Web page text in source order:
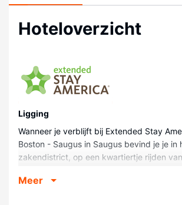
Hoteloverzicht
Ligging
Wanneer je verblijft bij Extended Stay
Boston - Saugus in Saugus bevind je je in
zakendistrict, op een kwartiertje rijden
van Harvard University en op 18,8 km van
Meer